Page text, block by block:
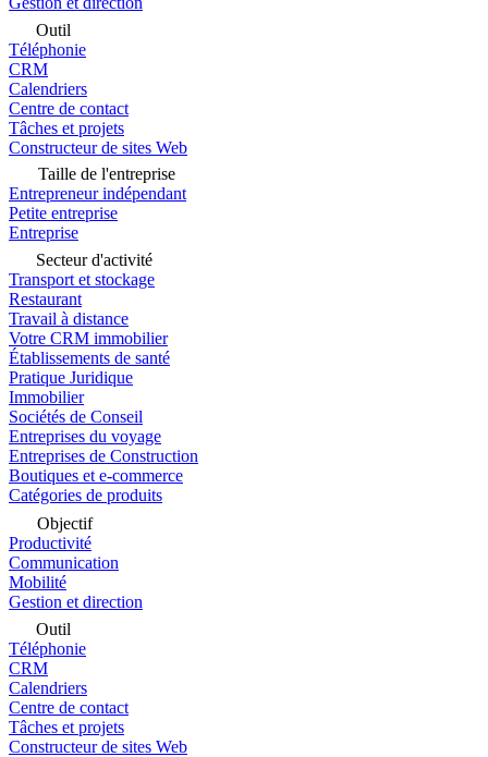
Outil
Téléphonie
CRM
Calendriers
Centre de contact
Tâches et projets
Constructeur de sites Web
Taille de l'entreprise
Entrepreneur indépendant
Petite entreprise
Entreprise
Secteur d'activité
Transport et stockage
Restaurant
Travail à distance
Votre CRM immobilier
Établissements de santé
Pratique Juridique
Immobilier
Sociétés de Conseil
Entreprises du voyage
Entreprises de Construction
Boutiques et e-commerce
Catégories de produits
Objectif
Productivité
Communication
Mobilité
Gestion et direction
Outil
Téléphonie
CRM
Calendriers
Centre de contact
Tâches et projets
Constructeur de sites Web